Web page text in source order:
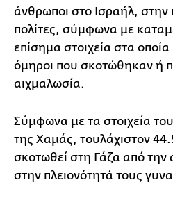
άνθρωποι στο Ισραήλ, στην
πολίτες, σύμφωνα με
επίσημα στοιχεία στα
όμηροι που σκοτώθηκαν ή
αιχμαλωσία.
Σύμφωνα με τα στοιχεία
της Χαμάς, τουλάχιστον
σκοτωθεί στη Γάζα από την
στην πλειονότητά τους